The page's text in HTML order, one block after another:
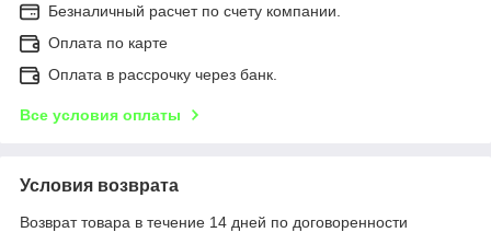
Безналичный расчет по счету компании.
Оплата по карте
Оплата в рассрочку через банк.
Все условия оплаты
Условия возврата
Возврат товара в течение 14 дней по договоренности